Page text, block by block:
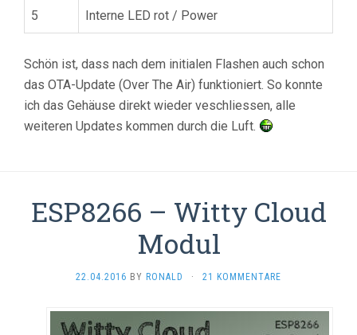
5 Interne LED rot / Power
Schön ist, dass nach dem initialen Flashen auch schon
das OTA-Update (Over The Air) funktioniert. So konnte
ich das Gehäuse direkt wieder veschliessen, alle
weiteren Updates kommen durch die Luft.
ESP8266 – Witty Cloud
Modul
22.04.2016 BY RONALD · 21 KOMMENTARE